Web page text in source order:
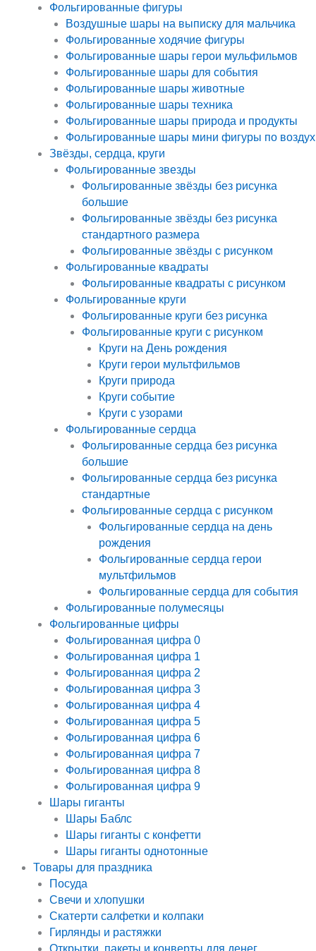
Фольгированные фигуры
Воздушные шары на выписку для мальчика
Фольгированные ходячие фигуры
Фольгированные шары герои мульфильмов
Фольгированные шары для события
Фольгированные шары животные
Фольгированные шары техника
Фольгированные шары природа и продукты
Фольгированные шары мини фигуры по воздух
Звёзды, сердца, круги
Фольгированные звезды
Фольгированные звёзды без рисунка
большие
Фольгированные звёзды без рисунка
стандартного размера
Фольгированные звёзды с рисунком
Фольгированные квадраты
Фольгированные квадраты с рисунком
Фольгированные круги
Фольгированные круги без рисунка
Фольгированные круги с рисунком
Круги на День рождения
Круги герои мультфильмов
Круги природа
Круги событие
Круги с узорами
Фольгированные сердца
Фольгированные сердца без рисунка
большие
Фольгированные сердца без рисунка
стандартные
Фольгированные сердца с рисунком
Фольгированные сердца на день
рождения
Фольгированные сердца герои
мультфильмов
Фольгированные сердца для события
Фольгированные полумесяцы
Фольгированные цифры
Фольгированная цифра 0
Фольгированная цифра 1
Фольгированная цифра 2
Фольгированная цифра 3
Фольгированная цифра 4
Фольгированная цифра 5
Фольгированная цифра 6
Фольгированная цифра 7
Фольгированная цифра 8
Фольгированная цифра 9
Шары гиганты
Шары Баблс
Шары гиганты с конфетти
Шары гиганты однотонные
Товары для праздника
Посуда
Свечи и хлопушки
Скатерти салфетки и колпаки
Гирлянды и растяжки